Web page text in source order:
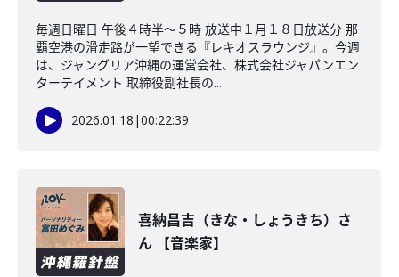
毎週日曜日 午後４時半～５時 放送中１月１８日放送分 那
覇空港の滑走路が一望できる『レキオスラウンジ』。今週
は、ジャングリア沖縄の運営会社、株式会社ジャパンエン
ターテイメント 取締役副社長の...
2026.01.18 |00:22:39
喜納昌吉（きな・しょうきち）さ
ん 【音楽家】